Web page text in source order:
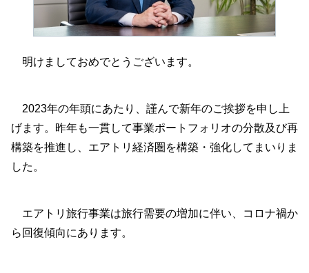
明けましておめでとうございます。
2023年の年頭にあたり、謹んで新年のご挨拶を申し上
げます。昨年も一貫して事業ポートフォリオの分散及び再
構築を推進し、エアトリ経済圏を構築・強化してまいりま
した。
エアトリ旅行事業は旅行需要の増加に伴い、コロナ禍か
ら回復傾向にあります。